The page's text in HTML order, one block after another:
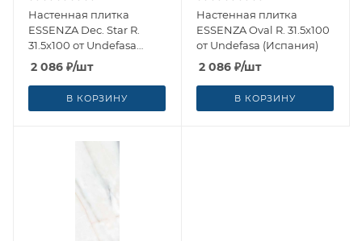
Настенная плитка
ESSENZA Dec. Star R.
31.5x100 от Undefasa
(Испания)
2 086 ₽/шт
В КОРЗИНУ
Настенная плитка
ESSENZA Oval R. 31.5x100
от Undefasa (Испания)
2 086 ₽/шт
В КОРЗИНУ